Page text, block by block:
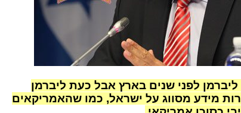
לפני שנים בארץ אבל כעת ליברמן
מידע מסווג על ישראל, כמו שהאמריקאים